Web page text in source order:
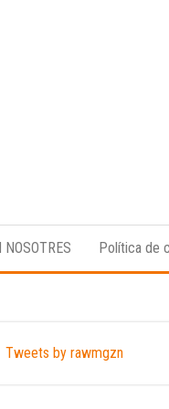
NOSOTRES Política de
Tweets by rawmgzn